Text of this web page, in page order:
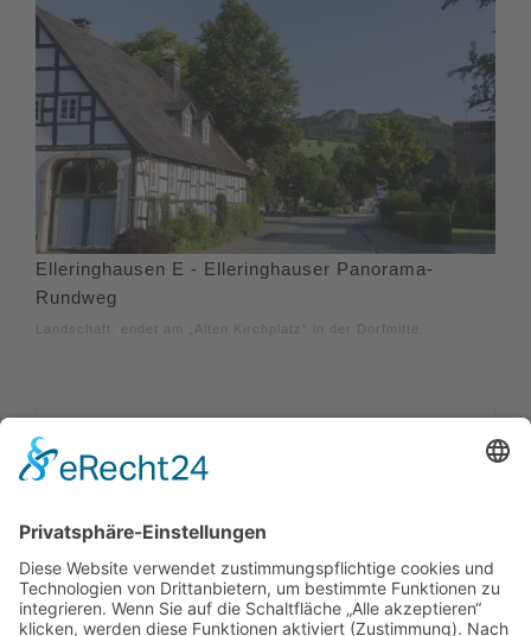
Elleringhausen E - Elleringhauser Panorama-
Rundweg
Landschaft. endet am „Alten Kirchplatz“ in der Dorfmitte.